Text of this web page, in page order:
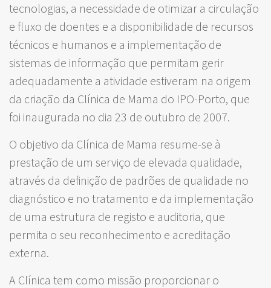
tecnologias, a necessidade de otimizar a circulação
e fluxo de doentes e a disponibilidade de recursos
técnicos e humanos e a implementação de
sistemas de informação que permitam gerir
adequadamente a atividade estiveram na origem
da criação da Clínica de Mama do IPO-Porto, que
foi inaugurada no dia 23 de outubro de 2007.
O objetivo da Clínica de Mama resume-se à
prestação de um serviço de elevada qualidade,
através da definição de padrões de qualidade no
diagnóstico e no tratamento e da implementação
de uma estrutura de registo e auditoria, que
permita o seu reconhecimento e acreditação
externa.
A Clínica tem como missão proporcionar o